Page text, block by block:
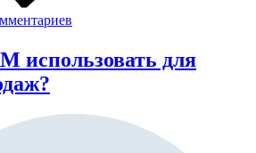
использовать для